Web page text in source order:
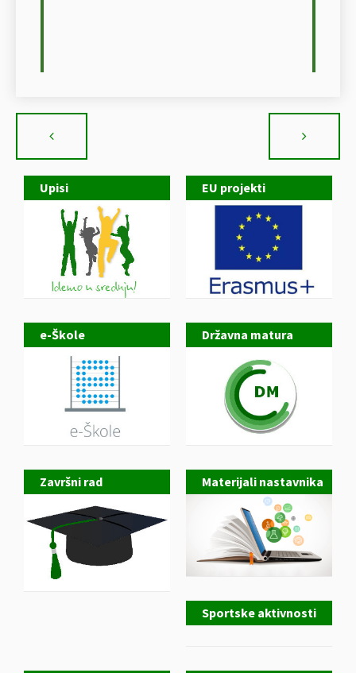
Upisi EU projekti
e-Škole Državna matura
Završni rad Materijali nastavnika
Sportske aktivnosti